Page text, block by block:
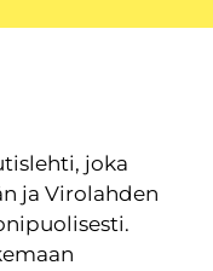
joka
ja Virolahden